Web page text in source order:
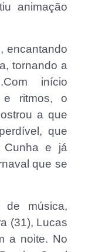
animação
encantando
tornando a
início
e ritmos, o
a que
que
Cunha e já
que se
de música,
(31), Lucas
a noite. No